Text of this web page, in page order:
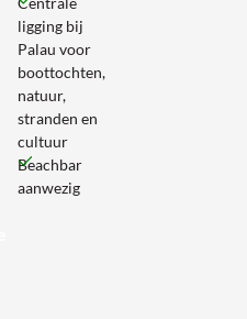
ligging bij
Palau voor
boottochten,
natuur,
stranden en
cultuur
Beachbar
aanwezig